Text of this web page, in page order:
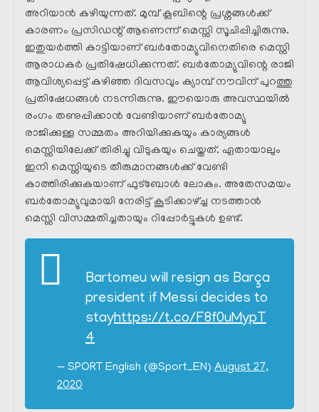
അറിയാൻ കഴിയുന്നത്. മുമ്പ് ക്ലബിന്റെ പ്രശ്നങ്ങൾക്ക്
കാരണം പ്രസിഡന്റ്‌ ആണെന്ന് മെസ്സി സൂചിപ്പിച്ചിരുന്നു.
ഇതുയർത്തി കാട്ടിയാണ് ബർതോമ്യുവിനെതിരെ മെസ്സി
ആരാധകർ പ്രതിഷേധിക്കുന്നത്. ബർതോമ്യുവിന്റെ രാജി
ആവിശ്യപ്പെട്ട് കഴിഞ്ഞ ദിവസവും ക്യാമ്പ് നൗവിന് പുറത്തു
പ്രതിഷേധങ്ങൾ നടന്നിരുന്നു. ഈയൊരു അവസ്ഥയിൽ
രംഗം തണുപ്പിക്കാൻ വേണ്ടിയാണ് ബർതോമ്യു
രാജിക്കുള്ള സമ്മതം അറിയിക്കുകയും കാര്യങ്ങൾ
മെസ്സിയിലേക്ക് തിരിച്ചു വിടുകയും ചെയ്തത്. ഏതായാലും
ഇനി മെസ്സിയുടെ തീരുമാനങ്ങൾക്ക് വേണ്ടി
കാത്തിരിക്കുകയാണ് ഫുട്ബോൾ ലോകം. അതേസമയം
ബർതോമ്യുവുമായി നേരിട്ട് കൂടിക്കാഴ്ച്ച നടത്താൻ
മെസ്സി വിസമ്മതിച്ചതായും റിപ്പോർട്ടുകൾ ഉണ്ട്.
Bartomeu will resign as Barça
president if Messi decides to
stayhttps://t.co/F8f0uMypT
4
— SPORT English (@Sport_EN) August 27,
2020